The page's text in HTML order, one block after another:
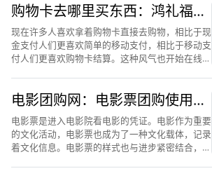
的场所或者平台购买一...
购物卡去哪里买东西：鸿礼福卡
购物卡线上线下购物演示
现在许多人喜欢拿着购物卡直接去购物，相比于现
金支付人们更喜欢简单的移动支付，相比于移动支
付人们更喜欢购物卡结算。这种风气也开始在线上
现自己还有这种购物卡...
电影团购网：电影票团购使用鸿
礼福卡购物卡更省钱
电影票是进入电影院看电影的凭证。电影作为重要
的文化活动，电影票也成为了一种文化载体，记录
着文化信息。电影票的样式也与进步紧密结合，每